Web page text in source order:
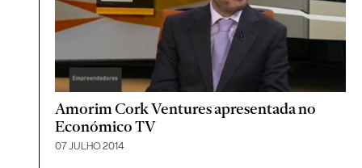
Amorim Cork Ventures apresentada no
Económico TV
07 JULHO 2014